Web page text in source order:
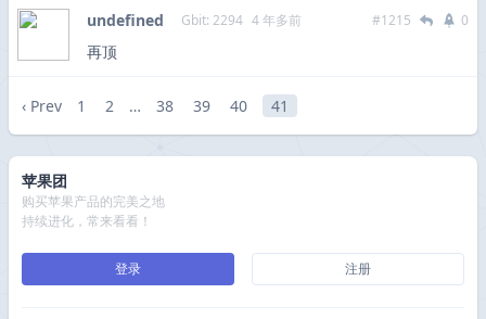
undefined Gbit: 2294 4 年多前 #1215 0
再顶
‹ Prev 1 2 … 38 39 40 41
苹果团
购买苹果产品的完美之地
持续进化，常来看看！
登录 注册